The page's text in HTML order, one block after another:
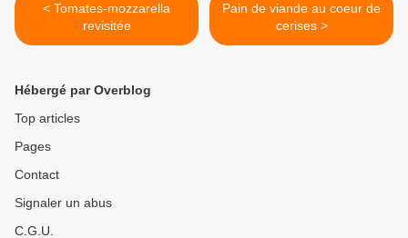
< Tomates-mozzarella
revisitée
Pain de viande au coeur de
cerises >
Hébergé par Overblog
Top articles
Pages
Contact
Signaler un abus
C.G.U.